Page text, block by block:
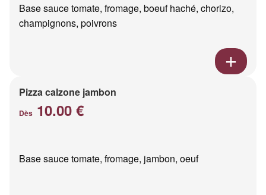
Base sauce tomate, fromage, boeuf haché, chorizo,
champignons, poivrons
Pizza calzone jambon
Dès 10.00 €
Base sauce tomate, fromage, jambon, oeuf